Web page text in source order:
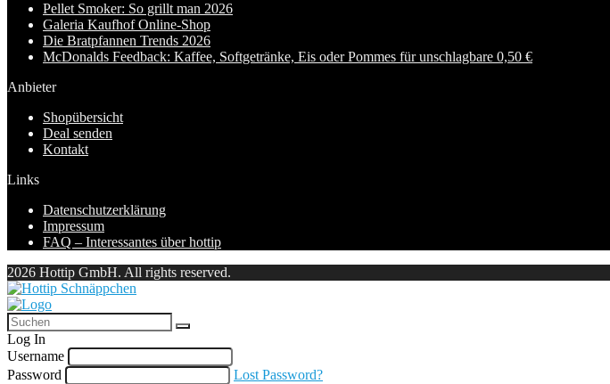
Pellet Smoker: So grillt man 2026
Galeria Kaufhof Online-Shop
Die Bratpfannen Trends 2026
McDonalds Feedback: Kaffee, Softgetränke, Eis oder Pommes für unschlagbare 0,50 €
Anbieter
Shopübersicht
Deal senden
Kontakt
Links
Datenschutzerklärung
Impressum
FAQ – Interessantes über hottip
2026 Hottip GmbH. All rights reserved.
Log In
Username
Password
Lost Password?